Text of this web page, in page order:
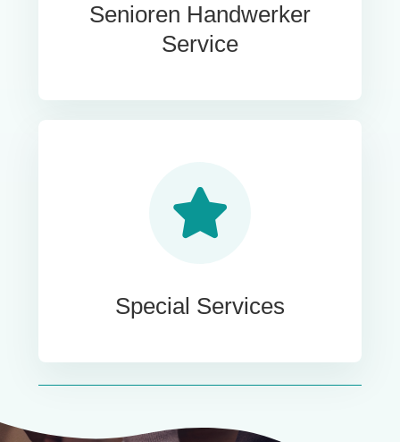
Senioren Handwerker
Service
Special Services